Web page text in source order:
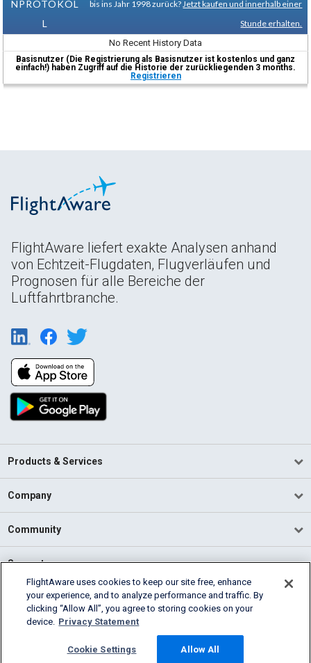
NPROTOKOL
L
bis ins Jahr 1998 zurück? Jetzt kaufen und innerhalb einer
Stunde erhalten.
No Recent History Data
Basisnutzer (Die Registrierung als Basisnutzer ist kostenlos und ganz
einfach!) haben Zugriff auf die Historie der zurückliegenden 3 months.
Registrieren
FlightAware liefert exakte Analysen anhand
von Echtzeit-Flugdaten, Flugverläufen und
Prognosen für alle Bereiche der
Luftfahrtbranche.
Products & Services
Company
Community
Support
English (USA)
2026 FlightAware
Cookie Settings
FlightAware uses cookies to keep our site free, enhance
your experience, and to analyze performance and traffic. By
clicking “Allow All”, you agree to storing cookies on your
device. Privacy Statement
Cookie Settings Allow All